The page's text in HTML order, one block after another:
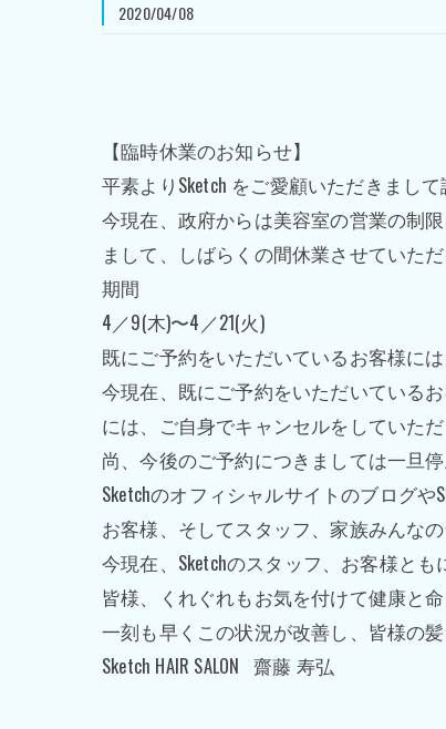
2020/04/08
【臨時休業のお知らせ】
平素より Sketch をご愛顧いただきまして
今現在、政府からは美容室の営業の制
まして、しばらくの間休業させていただ
期間
4 ／9(木)〜4 ／21(火)
既にご予約をいただいているお客様に
今現在、既にご予約をいただいている
には、ご自身でキャンセルをしていた
尚、今後のご予約につきましては一旦
Sketchのオフィシャルサイトのブログや
お客様、そしてスタッフ、家族みんな
今現在、 Sketchのスタッフ、お客様とも
皆様、くれぐれもお気を付けて健康と
一刻も早くこの状況が改善し、皆様の
Sketch HAIR SALON 齋藤 寿弘